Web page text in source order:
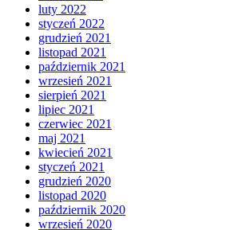
luty 2022
styczeń 2022
grudzień 2021
listopad 2021
październik 2021
wrzesień 2021
sierpień 2021
lipiec 2021
czerwiec 2021
maj 2021
kwiecień 2021
styczeń 2021
grudzień 2020
listopad 2020
październik 2020
wrzesień 2020